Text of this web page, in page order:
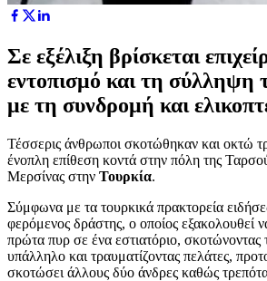
Σε εξέλιξη βρίσκεται
εντοπισμό και τη σύλληψη
με τη συνδρομή και
Τέσσερις άνθρωποι σκοτώθηκαν και οκτώ
ένοπλη επίθεση κοντά στην πόλη της
Μερσίνας στην Τουρκία.
Σύμφωνα με τα τουρκικά πρακτορεία
φερόμενος δράστης, ο οποίος εξακολουθεί
πρώτα πυρ σε ένα εστιατόριο, σκοτώνοντας
υπάλληλο και τραυματίζοντας πελάτες,
σκοτώσει άλλους δύο άνδρες καθώς